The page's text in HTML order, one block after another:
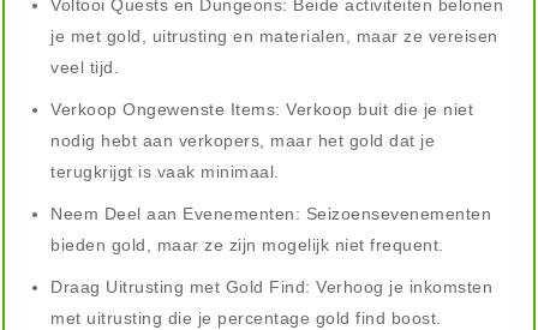
Voltooi Quests en Dungeons: Beide activiteiten belonen
je met gold, uitrusting en materialen, maar ze vereisen
veel tijd.
Verkoop Ongewenste Items: Verkoop buit die je niet
nodig hebt aan verkopers, maar het gold dat je
terugkrijgt is vaak minimaal.
Neem Deel aan Evenementen: Seizoensevenementen
bieden gold, maar ze zijn mogelijk niet frequent.
Draag Uitrusting met Gold Find: Verhoog je inkomsten
met uitrusting die je percentage gold find boost.